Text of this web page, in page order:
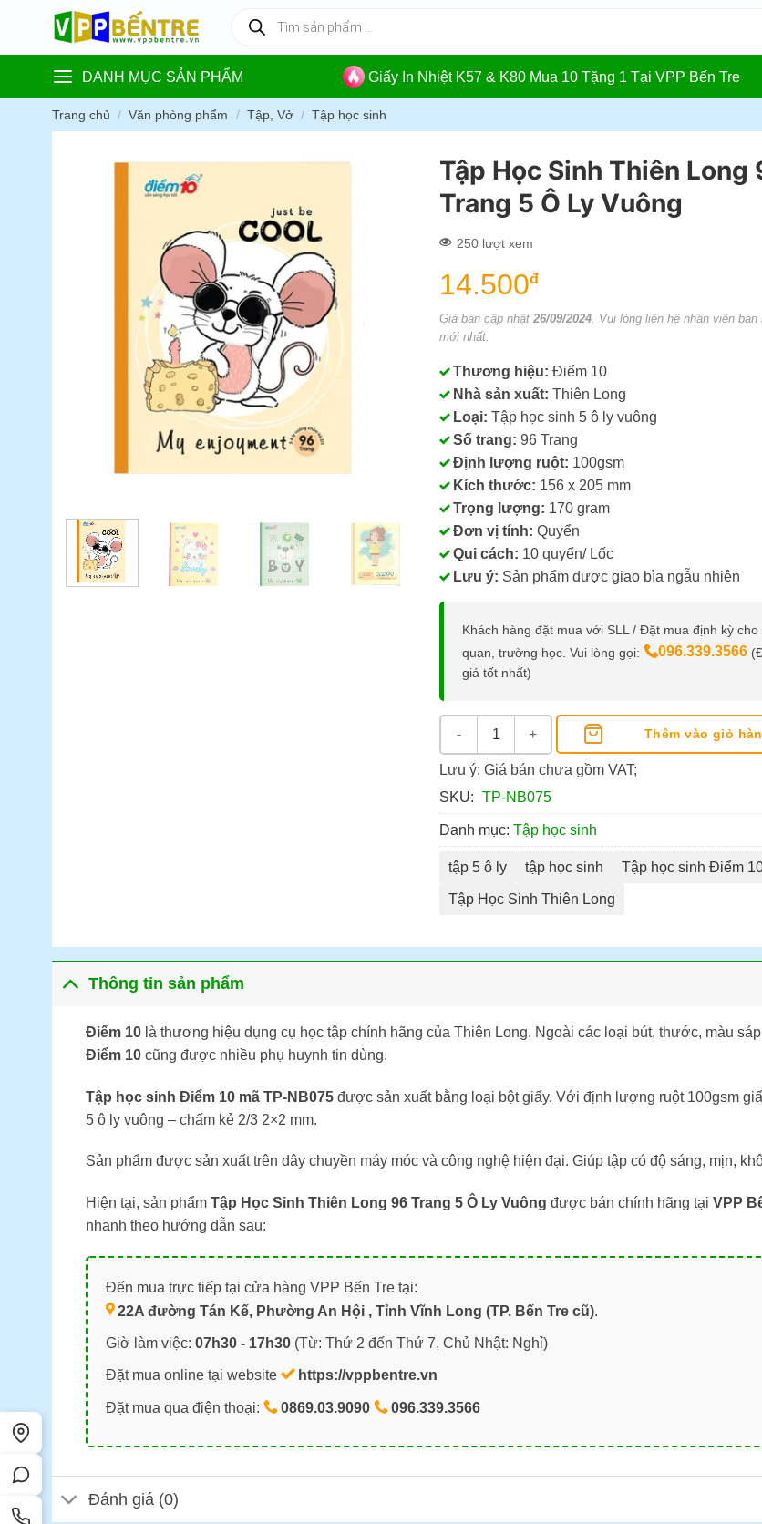
content
kiếm
phẩm
DANH MỤC SẢN PHẨM Giấy In Nhiệt K57 & K80 Mua 10 Tặng 1 Tại VPP Bến Tre
Trang chủ / Văn phòng phẩm / Tập, Vở / Tập học sinh
Tập Học Sinh Thiên Long
Trang 5 Ô Ly Vuông
250 lượt xem
14.500đ
Giá bán cập nhật 26/09/2024 . Vui lòng liên hệ nhân viên
mới nhất.
Thương hiệu: Điểm 10
Nhà sản xuất: Thiên Long
Loại: Tập học sinh 5 ô ly vuông
Số trang: 96 Trang
Định lượng ruột: 100gsm
Kích thước: 156 x 205 mm
Trọng lượng: 170 gram
Đơn vị tính: Quyển
Qui cách: 10 quyển/ Lốc
Lưu ý: Sản phẩm được giao bìa ngẫu nhiên
Khách hàng đặt mua với SLL / Đặt mua định kỳ cho
quan, trường học. Vui lòng gọi:
096.339.3566
giá tốt nhất)
Tập Học Sinh Thiên Long 96 Trang 5 Ô Ly Vuông
Thêm vào giỏ
Lưu ý: Giá bán chưa gồm VAT;
SKU: TP-NB075
Danh mục: Tập học sinh
tập 5 ô ly tập học sinh Tập học sinh Điểm
Tập Học Sinh Thiên Long
Thông tin sản phẩm
Điểm 10là thương hiệu dụng cụ học tập chính hãng của Thiên Long. Ngoài các loại bút, thước, màu
Điểm 10cũng được nhiều phụ huynh tin dùng.
Tập học sinh Điểm 10 mã TP-NB075được sản xuất bằng loại bột giấy. Với định lượng ruột 100gsm
5 ô ly vuông – chấm kẻ 2/3 2×2 mm.
Sản phẩm được sản xuất trên dây chuyền máy móc và công nghệ hiện đại. Giúp tập có độ sáng, mịn,
Hiện tại, sản phẩm Tập Học Sinh Thiên Long 96 Trang 5 Ô Ly Vuông được bán chính hãng tại VPP
nhanh theo hướng dẫn sau:
Đến mua trực tiếp tại cửa hàng VPP Bến Tre tại:
22A đường Tán Kế, Phường An Hội , Tỉnh Vĩnh Long (TP. Bến Tre cũ).
Giờ làm việc: 07h30 - 17h30(Từ: Thứ 2 đến Thứ 7, Chủ Nhật: Nghỉ)
Đặt mua online tại website https://vppbentre.vn
Đặt mua qua điện thoại: 0869.03.9090 096.339.3566
Đánh giá (0)